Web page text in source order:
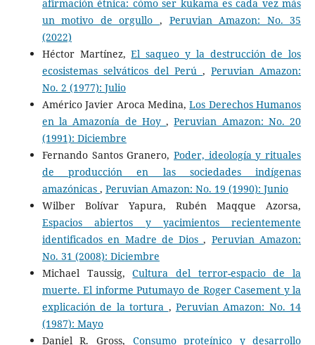
afirmación étnica: cómo ser kukama es cada vez más
un motivo de orgullo , Peruvian Amazon: No. 35
(2022)
Héctor Martínez,El saqueo y la destrucción de los
ecosistemas selváticos del Perú,Peruvian Amazon:
No. 2 (1977): Julio
Américo Javier Aroca Medina,Los Derechos Humanos
en la Amazonía de Hoy,Peruvian Amazon: No. 20
(1991): Diciembre
Fernando Santos Granero, Poder, ideología y rituales
de producción en las sociedades indígenas
amazónicas , Peruvian Amazon: No. 19 (1990): Junio
Wilber Bolívar Yapura, Rubén Maqque Azorsa,
Espacios abiertos y yacimientos recientemente
identificados en Madre de Dios, Peruvian Amazon:
No. 31 (2008): Diciembre
Michael Taussig,Cultura del terror-espacio de la
muerte. El informe Putumayo de Roger Casement y la
explicación de la tortura , Peruvian Amazon: No. 14
(1987): Mayo
Daniel R. Gross, Consumo proteínico y desarrollo